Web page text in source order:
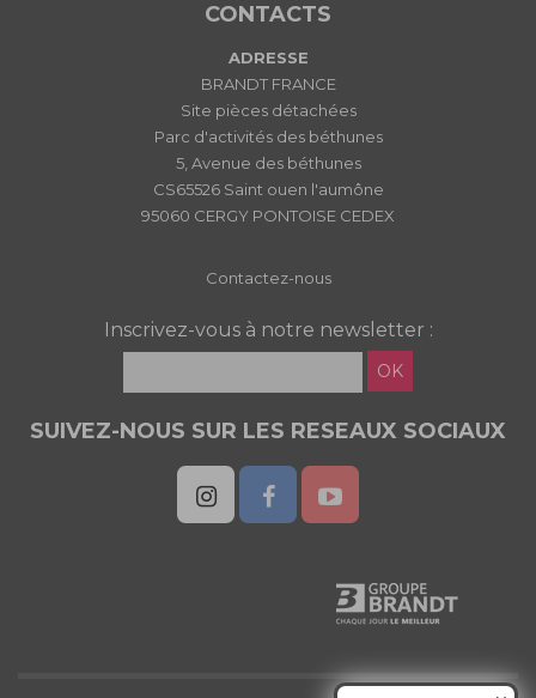
CONTACTS
ADRESSE
BRANDT FRANCE
Site pièces détachées
Parc d'activités des béthunes
5, Avenue des béthunes
CS65526 Saint ouen l'aumône
95060 CERGY PONTOISE CEDEX
Contactez-nous
Inscrivez-vous à notre newsletter :
OK
SUIVEZ-NOUS SUR LES RESEAUX SOCIAUX